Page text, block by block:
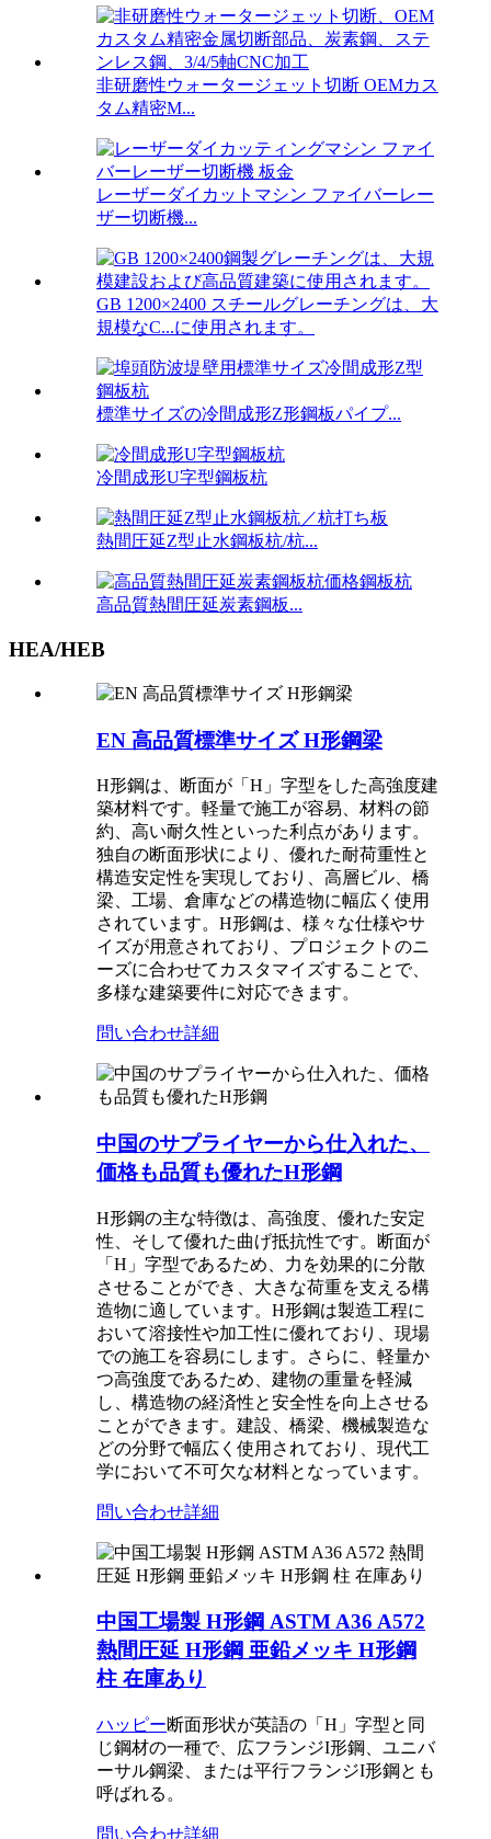
非研磨性ウォータージェット切断 OEMカス
タム精密M...
レーザーダイカットマシン ファイバーレー
ザー切断機...
GB 1200×2400 スチールグレーチングは、大
規模なC...に使用されます。
標準サイズの冷間成形Z形鋼板パイプ...
冷間成形U字型鋼板杭
熱間圧延Z型止水鋼板杭/杭...
高品質熱間圧延炭素鋼板...
HEA/HEB
EN 高品質標準サイズ H形鋼梁
H形鋼は、断面が「H」字型をした高強度建
築材料です。軽量で施工が容易、材料の節
約、高い耐久性といった利点があります。
独自の断面形状により、優れた耐荷重性と
構造安定性を実現しており、高層ビル、橋
梁、工場、倉庫などの構造物に幅広く使用
されています。H形鋼は、様々な仕様やサ
イズが用意されており、プロジェクトのニ
ーズに合わせてカスタマイズすることで、
多様な建築要件に対応できます。
問い合わせ詳細
中国のサプライヤーから仕入れた、
価格も品質も優れたH形鋼
H形鋼の主な特徴は、高強度、優れた安定
性、そして優れた曲げ抵抗性です。断面が
「H」字型であるため、力を効果的に分散
させることができ、大きな荷重を支える構
造物に適しています。H形鋼は製造工程に
おいて溶接性や加工性に優れており、現場
での施工を容易にします。さらに、軽量か
つ高強度であるため、建物の重量を軽減
し、構造物の経済性と安全性を向上させる
ことができます。建設、橋梁、機械製造な
どの分野で幅広く使用されており、現代工
学において不可欠な材料となっています。
問い合わせ詳細
中国工場製 H形鋼 ASTM A36 A572
熱間圧延 H形鋼 亜鉛メッキ H形鋼
柱 在庫あり
ハッピー断面形状が英語の「H」字型と同
じ鋼材の一種で、広フランジI形鋼、ユニバ
ーサル鋼梁、または平行フランジI形鋼とも
呼ばれる。
問い合わせ詳細